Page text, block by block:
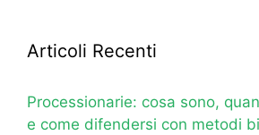
Articoli Recenti
Processionarie: cosa sono,
e come difendersi con metodi